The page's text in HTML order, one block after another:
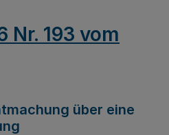
Nr. 193 vom
über eine